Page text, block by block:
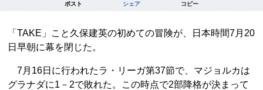
ポスト シェア コピー
「TAKE」こと久保建英の初めての冒険が、日本時間7月20
日早朝に幕を閉じた。
7月16日に行われたラ・リーガ第37節で、マジョルカは
グラナダに1－2で敗れた。この時点で2部降格が決まって